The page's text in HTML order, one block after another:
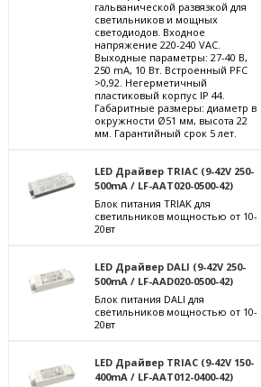
гальванической развязкой для
светильников и мощных
светодиодов. Входное
напряжение 220-240 VAC.
Выходные параметры: 27-40 В,
250 mА, 10 Вт. Встроенный PFC
>0,92. Негерметичный
пластиковый корпус IP 44.
Габаритные размеры: диаметр в
окружности Ø51 мм, высота 22
мм. Гарантийный срок 5 лет.
LED Драйвер TRIAC (9-42V 250-
500mA / LF-AAT020-0500-42)
Блок питания TRIAK для
светильников мощностью от 10-
20вт
LED Драйвер DALI (9-42V 250-
500mA / LF-AAD020-0500-42)
Блок питания DALI для
светильников мощностью от 10-
20вт
LED Драйвер TRIAC (9-42V 150-
400mA / LF-AAT012-0400-42)